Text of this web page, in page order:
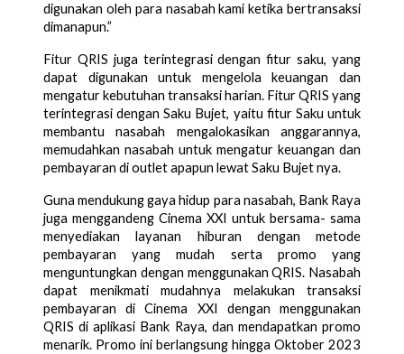
digunakan oleh para nasabah kami ketika bertransaksi
dimanapun.”
Fitur QRIS juga terintegrasi dengan fitur saku, yang
dapat digunakan untuk mengelola keuangan dan
mengatur kebutuhan transaksi harian. Fitur QRIS yang
terintegrasi dengan Saku Bujet, yaitu fitur Saku untuk
membantu nasabah mengalokasikan anggarannya,
memudahkan nasabah untuk mengatur keuangan dan
pembayaran di outlet apapun lewat Saku Bujet nya.
Guna mendukung gaya hidup para nasabah, Bank Raya
juga menggandeng Cinema XXI untuk bersama- sama
menyediakan layanan hiburan dengan metode
pembayaran yang mudah serta promo yang
menguntungkan dengan menggunakan QRIS. Nasabah
dapat menikmati mudahnya melakukan transaksi
pembayaran di Cinema XXI dengan menggunakan
QRIS di aplikasi Bank Raya, dan mendapatkan promo
menarik. Promo ini berlangsung hingga Oktober 2023